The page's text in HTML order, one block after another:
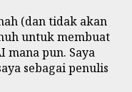
(dan tidak akan
untuk membuat
mana pun. Saya
sebagai penulis